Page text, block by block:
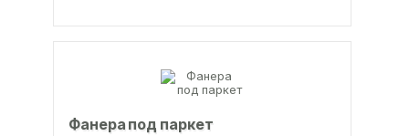
Фанера под паркет